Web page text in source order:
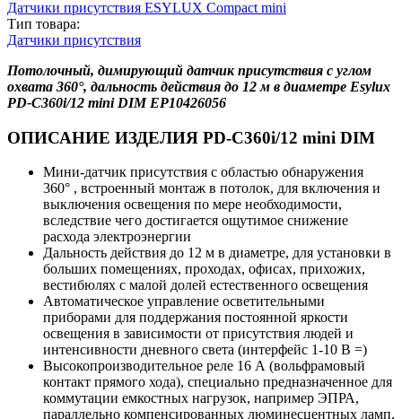
Датчики присутствия ESYLUX Compact mini
Тип товара:
Датчики присутствия
Потолочный, димирующий датчик присутствия с углом
охвата 360°, дальность действия до 12 м в диаметре Esylux
PD-C360i/12 mini DIM EP10426056
ОПИСАНИЕ ИЗДЕЛИЯ PD-C360i/12 mini DIM
Мини-датчик присутствия с областью обнаружения
360° , встроенный монтаж в потолок, для включения и
выключения освещения по мере необходимости,
вследствие чего достигается ощутимое снижение
расхода электроэнергии
Дальность действия до 12 м в диаметре, для установки в
больших помещениях, проходах, офисах, прихожих,
вестибюлях с малой долей естественного освещения
Автоматическое управление осветительными
приборами для поддержания постоянной яркости
освещения в зависимости от присутствия людей и
интенсивности дневного света (интерфейс 1-10 В =)
Высокопроизводительное реле 16 А (вольфрамовый
контакт прямого хода), специально предназначенное для
коммутации емкостных нагрузок, например ЭПРА,
параллельно компенсированных люминесцентных ламп,